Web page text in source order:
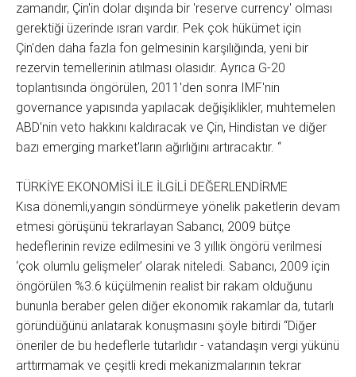
zamandır, Çin'in dolar dışında bir 'reserve currency' olması
gerektiği üzerinde ısrarı vardır. Pek çok hükümet için
Çin'den daha fazla fon gelmesinin karşılığında, yeni bir
rezervin temellerinin atılması olasıdır. Ayrıca G-20
toplantısında öngörülen, 2011'den sonra IMF'nin
governance yapısında yapılacak değişiklikler, muhtemelen
ABD'nin veto hakkını kaldıracak ve Çin, Hindistan ve diğer
bazı emerging market'ların ağırlığını artıracaktır. “
TÜRKİYE EKONOMİSİ İLE İLGİLİ DEĞERLENDİRME
Kısa dönemli,yangın söndürmeye yönelik paketlerin devam
etmesi görüşünü tekrarlayan Sabancı, 2009 bütçe
hedeflerinin revize edilmesini ve 3 yıllık öngörü verilmesi
‘çok olumlu gelişmeler’ olarak niteledi. Sabancı, 2009 için
öngörülen %3.6 küçülmenin realist bir rakam olduğunu
bununla beraber gelen diğer ekonomik rakamlar da, tutarlı
göründüğünü anlatarak konuşmasını şöyle bitirdi “Diğer
öneriler de bu hedeflerle tutarlıdır - vatandaşın vergi yükünü
arttırmamak ve çeşitli kredi mekanizmalarının tekrar